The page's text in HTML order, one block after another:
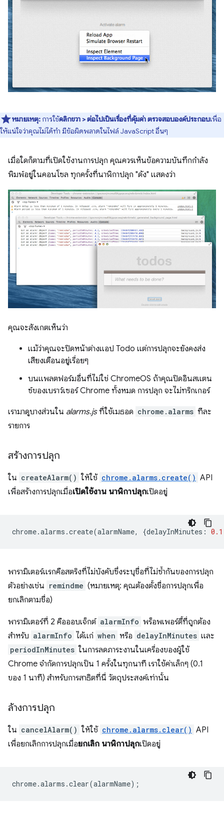
หมายเหตุ: การใช้คลิกขวา > ต่อไปเป็นเรื่องที่คุ้มค่า ตรวจสอบองค์ประกอบเพื่อ
ให้แน่ใจว่าคุณไม่ได้ทำ มีข้อผิดพลาดในไฟล์ JavaScript อื่นๆ
เมื่อใดก็ตามที่เปิดใช้งานการปลุก คุณควรเห็นข้อความบันทึกกำลัง
พิมพ์อยู่ในคอนโซล ทุกครั้งที่นาฬิกาปลุก "ดัง" แสดงว่า
คุณจะสังเกตเห็นว่า
แม้ว่าคุณจะปิดหน้าต่างแอป Todo แต่การปลุกจะยังคงส่ง
เสียงเตือนอยู่เรื่อยๆ
บนแพลตฟอร์มอื่นที่ไม่ใช่ ChromeOS ถ้าคุณปิดอินสแตน
ซ์ของเบราว์เซอร์ Chrome ทั้งหมด การปลุก จะไม่ทริกเกอร์
เรามาดูบางส่วนใน alarms.jsที่ใช้เมธอด chrome.alarms ทีละ
รายการ
สร้างการปลุก
ใน createAlarm() ให้ใช้ chrome.alarms.create() API
เพื่อสร้างการปลุกเมื่อเปิดใช้งาน นาฬิกาปลุกเปิดอยู่
chrome.alarms .create(alarmName, {delayInMinutes : 0.1
พารามิเตอร์แรกคือสตริงที่ไม่บังคับซึ่งระบุชื่อที่ไม่ซ้ำกันของการปลุก
ตัวอย่างเช่น remindme (หมายเหตุ: คุณต้องตั้งชื่อการปลุกเพื่อ
ยกเลิกตามชื่อ)
พารามิเตอร์ที่ 2 คือออบเจ็กต์ alarmInfo พร็อพเพอร์ตี้ที่ถูกต้อง
สำหรับ alarmInfo ได้แก่ when หรือ delayInMinutes และ
periodInMinutes ในการลดภาระงานในเครื่องของผู้ใช้
Chrome จำกัดการปลุกเป็น 1 ครั้งในทุกนาที เราใช้ค่าเล็กๆ (0.1
ของ 1 นาที) สำหรับการสาธิตที่นี่ วัตถุประสงค์เท่านั้น
ล้างการปลุก
ใน cancelAlarm() ให้ใช้ chrome.alarms.clear() API
เพื่อยกเลิกการปลุกเมื่อยกเลิก นาฬิกาปลุกเปิดอยู่
chrome.alarms .clear(alarmName);